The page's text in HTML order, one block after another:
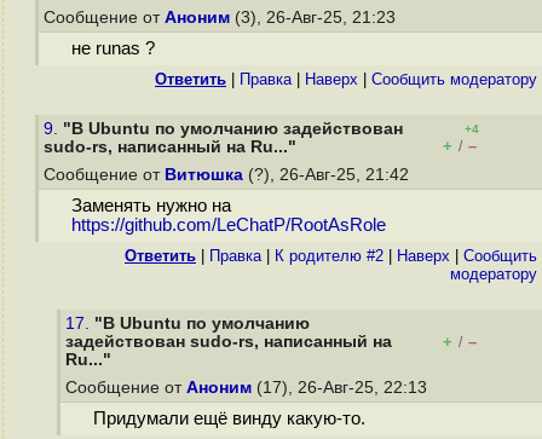
Сообщение от Аноним (3), 26-Авг-25, 21:23
не runas ?
Ответить Правка| Наверх Cообщить модератору
9. "В Ubuntu по умолчанию задействован
sudo-rs, написанный на Ru..."
+4
+ / –
Сообщение от Витюшка (?), 26-Авг-25, 21:42
Заменять нужно на
https://github.com/LeChatP/RootAsRole
Ответить Правка| К родителю #2 Наверх
Cообщить
модератору
17. "В Ubuntu по умолчанию
задействован sudo-rs, написанный на
Ru..."
+ / –
Сообщение от Аноним (17), 26-Авг-25, 22:13
Придумали ещё винду какую-то.